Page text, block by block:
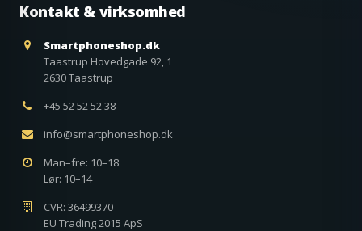
Kontakt & virksomhed
Smartphoneshop.dk
Taastrup Hovedgade 92, 1
2630 Taastrup
+45 52 52 52 38
info@smartphoneshop.dk
Man–fre: 10–18
Lør: 10–14
CVR: 36499370
EU Trading 2015 ApS